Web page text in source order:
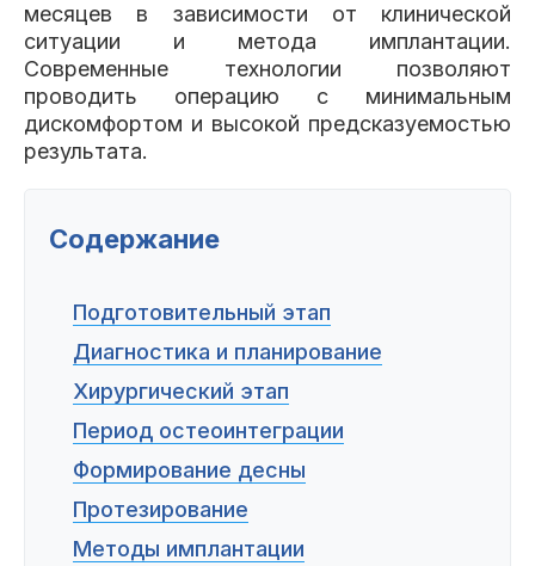
стоматология
Химки Ленинский Чертановская
Центр доктора
Рыжова
Все клиники и франшизы (10)
Работы
Отзывы
Акции
Пациентам
месяцев в зависимости от клинической
ситуации и метода имплантации.
Современные технологии позволяют
проводить операцию с минимальным
дискомфортом и высокой предсказуемостью
результата.
Содержание
Подготовительный этап
Диагностика и планирование
Хирургический этап
Период остеоинтеграции
Формирование десны
Протезирование
Методы имплантации